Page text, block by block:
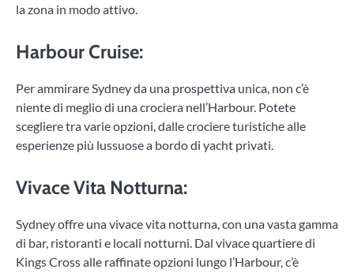
la zona in modo attivo.
Harbour Cruise:
Per ammirare Sydney da una prospettiva unica, non c’è
niente di meglio di una crociera nell’Harbour. Potete
scegliere tra varie opzioni, dalle crociere turistiche alle
esperienze più lussuose a bordo di yacht privati.
Vivace Vita Notturna:
Sydney offre una vivace vita notturna, con una vasta gamma
di bar, ristoranti e locali notturni. Dal vivace quartiere di
Kings Cross alle raffinate opzioni lungo l’Harbour, c’è